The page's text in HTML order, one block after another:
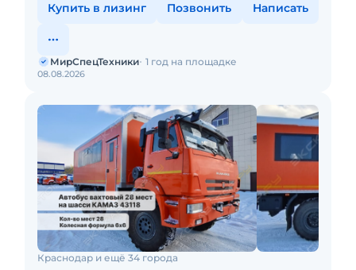
Купить в лизинг Позвонить Написать
08.08.2026
МирСпецТехники 1 год на площадке
Краснодар и ещё 34 города